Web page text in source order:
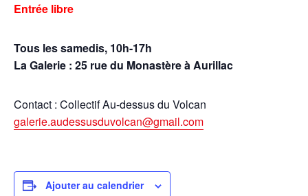
Entrée libre
Tous les samedis, 10h-17h
La Galerie : 25 rue du Monastère à Aurillac
Contact : Collectif Au-dessus du Volcan
galerie.audessusduvolcan@gmail.com
Ajouter au calendrier